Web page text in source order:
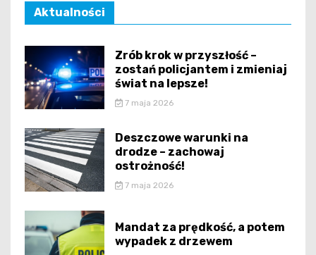
Aktualności
Zrób krok w przyszłość –
zostań policjantem i zmieniaj
świat na lepsze!
7 maja 2026
Deszczowe warunki na
drodze – zachowaj
ostrożność!
7 maja 2026
Mandat za prędkość, a potem
wypadek z drzewem